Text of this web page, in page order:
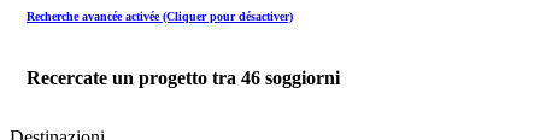
Recherche avancée activée (Cliquer pour désactiver)
Recercate un progetto tra 46 soggiorni